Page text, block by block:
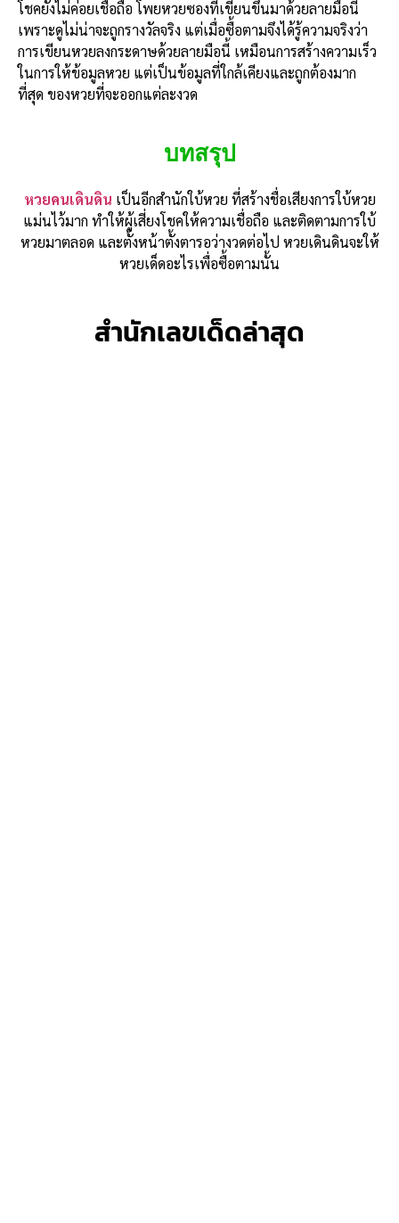
โชคยังไม่ค่อยเชื่อถือ โพยหวยซองที่เขียนขึ้นมาด้วยลายมือนี้
เพราะดูไม่น่าจะถูกรางวัลจริง แต่เมื่อซื้อตามจึงได้รู้ความจริงว่า
การเขียนหวยลงกระดาษด้วยลายมือนี้ เหมือนการสร้างความเร็ว
ในการให้ข้อมูลหวย แต่เป็นข้อมูลที่ใกล้เคียงและถูกต้องมาก
ที่สุด ของหวยที่จะออกแต่ละงวด
บทสรุป
หวยคนเดินดิน เป็นอีกสำนักใบ้หวย ที่สร้างชื่อเสียงการใบ้หวย
แม่นไว้มาก ทำให้ผู้เสี่ยงโชคให้ความเชื่อถือ และติดตามการใบ้
หวยมาตลอด และตั้งหน้าตั้งตารอว่างวดต่อไป หวยเดินดินจะให้
หวยเด็ดอะไรเพื่อซื้อตามนั้น
สำนักเลขเด็ดล่าสุด